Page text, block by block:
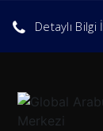
Detaylı Bilgi